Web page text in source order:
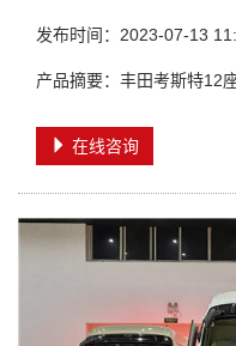
发布时间：2023-07-13
产品摘要：丰田考斯特12
在线咨询